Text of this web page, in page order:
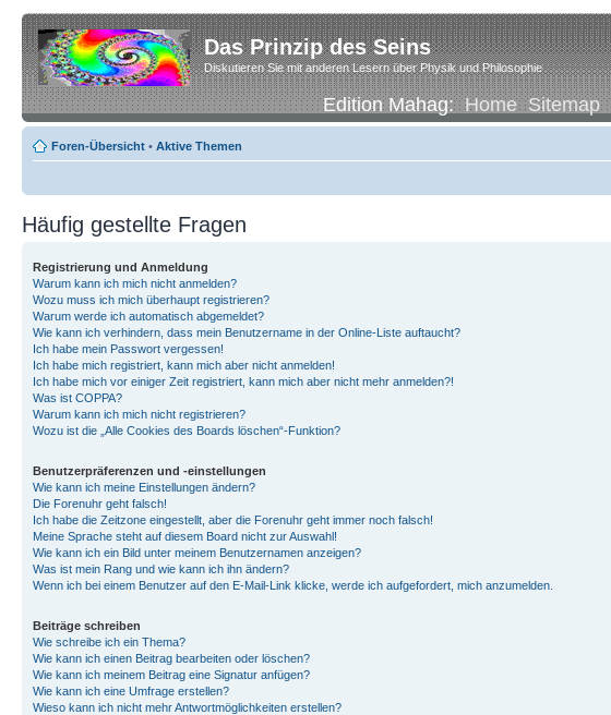
Das Prinzip des Seins
Diskutieren Sie mit anderen Lesern über Physik und Philosophie
Edition Mahag:Home Sitemap
Foren-Übersicht • Aktive Themen
Häufig gestellte Fragen
Registrierung und Anmeldung
Warum kann ich mich nicht anmelden?
Wozu muss ich mich überhaupt registrieren?
Warum werde ich automatisch abgemeldet?
Wie kann ich verhindern, dass mein Benutzername in der Online-Liste auftaucht?
Ich habe mein Passwort vergessen!
Ich habe mich registriert, kann mich aber nicht anmelden!
Ich habe mich vor einiger Zeit registriert, kann mich aber nicht mehr anmelden?!
Was ist COPPA?
Warum kann ich mich nicht registrieren?
Wozu ist die „Alle Cookies des Boards löschen“-Funktion?
Benutzerpräferenzen und -einstellungen
Wie kann ich meine Einstellungen ändern?
Die Forenuhr geht falsch!
Ich habe die Zeitzone eingestellt, aber die Forenuhr geht immer noch falsch!
Meine Sprache steht auf diesem Board nicht zur Auswahl!
Wie kann ich ein Bild unter meinem Benutzernamen anzeigen?
Was ist mein Rang und wie kann ich ihn ändern?
Wenn ich bei einem Benutzer auf den E-Mail-Link klicke, werde ich aufgefordert, mich anzumelden.
Beiträge schreiben
Wie schreibe ich ein Thema?
Wie kann ich einen Beitrag bearbeiten oder löschen?
Wie kann ich meinem Beitrag eine Signatur anfügen?
Wie kann ich eine Umfrage erstellen?
Wieso kann ich nicht mehr Antwortmöglichkeiten erstellen?